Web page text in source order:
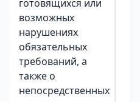
готовящихся или
возможных
нарушениях
обязательных
требований, а
также о
непосредственных